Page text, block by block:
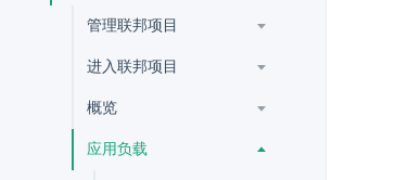
管理联邦项目
进入联邦项目
概览
应用负载